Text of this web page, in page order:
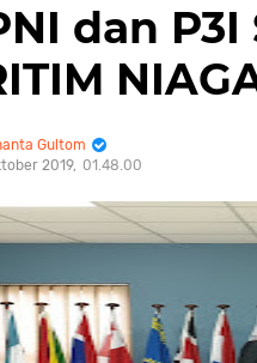
dan P3I
Gultom
2019 01.48.00